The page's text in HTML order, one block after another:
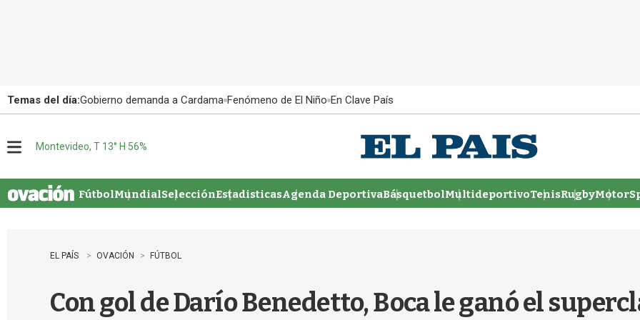
Temas del día:Gobierno demanda a Cardama Fenómeno de El Niño En Clave País
u
Montevideo, T 13° H 56%
FútbolMundialSelecciónEstadisticasAgenda DeportivaBásquetbolMultideportivoTenisRugby
EL PAÍS OVACIÓN FÚTBOL
Con gol de Darío Benedetto, Boca le ganó el